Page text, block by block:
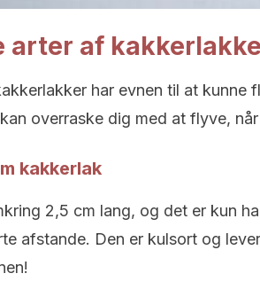
arter af
har evnen til at kunne
overraske dig med at flyve,
kakkerlak
2,5 cm lang, og det er kun
afstande. Den er kulsort og